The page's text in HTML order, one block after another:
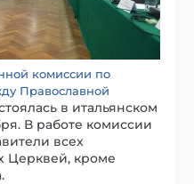
комиссии по
Православной
в итальянском
В работе комиссии
всех
Церквей, кроме